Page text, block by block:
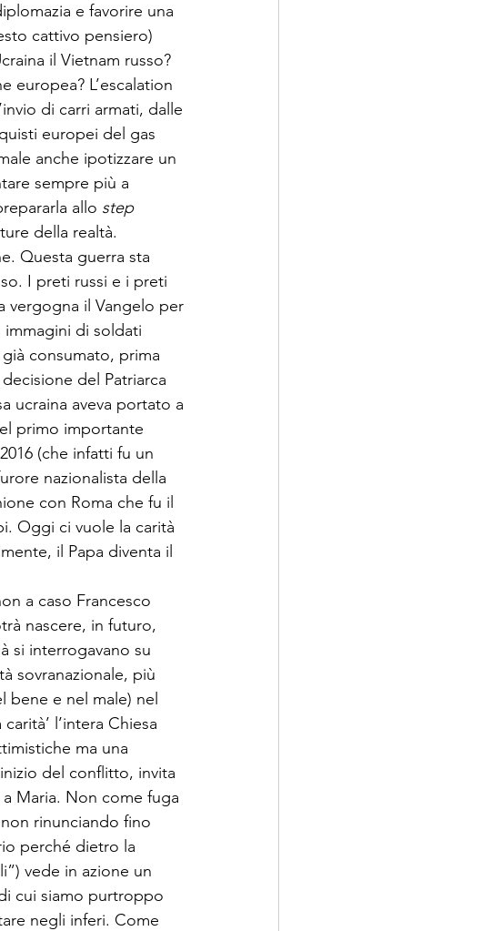
e favorire una
cattivo pensiero)
il Vietnam russo?
europea? L’escalation
di carri armati, dalle
europei del gas
anche ipotizzare un
sempre più a
allo step
della realtà.
Questa guerra sta
I preti russi e i preti
vergogna il Vangelo per
immagini di soldati
consumato, prima
del Patriarca
ucraina aveva portato a
primo importante
(che infatti fu un
nazionalista della
con Roma che fu il
Oggi ci vuole la carità
il Papa diventa il
a caso Francesco
nascere, in futuro,
si interrogavano su
sovranazionale, più
bene e nel male) nel
l’intera Chiesa
ma una
del conflitto, invita
Maria. Non come fuga
rinunciando fino
perché dietro la
vede in azione un
cui siamo purtroppo
negli inferi. Come